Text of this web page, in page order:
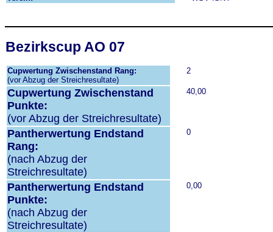
Bezirkscup AO 07
Cupwertung Zwischenstand Rang:
(vor Abzug der Streichresultate)
2
Cupwertung Zwischenstand
Punkte:
(vor Abzug der Streichresultate)
40,00
Pantherwertung Endstand
Rang:
(nach Abzug der
Streichresultate)
0
Pantherwertung Endstand
Punkte:
(nach Abzug der
Streichresultate)
0,00